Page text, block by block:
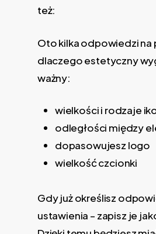
też:
Oto kilka odpowiedzi na
dlaczego estetyczny
ważny:
wielkości i rodzaje
odległości między
dopasowujesz logo
wielkość czcionki
Gdy już określisz
ustawienia – zapisz je